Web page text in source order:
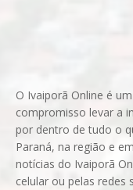
O Ivaiporã Online é
compromisso levar a
por dentro de tudo o
Paraná, na região e
notícias do Ivaiporã
celular ou pelas redes